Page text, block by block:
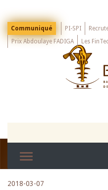
mainMenu
Top
Communiqué PI-SPI
Prix Abdoulaye FADIGA
Les
2018-03-07